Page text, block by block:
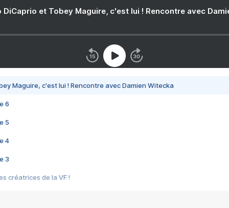
DiCaprio et Tobey Maguire, c'est lui ! Rencontre avec
Maguire, c'est lui ! Rencontre avec Damien Witecka
6
5
4
3
créatrices de la VF !